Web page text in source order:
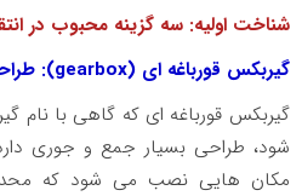
شناخت اولیه: سه گزینه محبوب در
گیربکس قورباغه‌ ای (gearbox
):
گیربکس قورباغه‌ ای که گاهی با نام
شود، طراحی بسیار جمع‌ و جوری
مکان‌ هایی نصب می‌ شود که